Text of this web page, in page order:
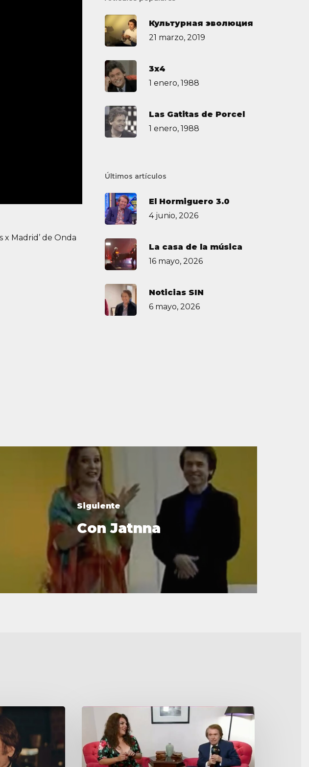
Madrid’ de Onda
Культурная эволюция
21 marzo, 2019
3х4
1 enero, 1988
Las Gatitas de Porcel
1 enero, 1988
Últimos artículos
El Hormiguero 3.0
4 junio, 2026
La casa de la música
16 mayo, 2026
Noticias SIN
6 mayo, 2026
Siguiente
Con Jatnna
Lozano